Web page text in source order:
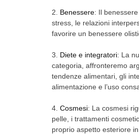
2. Benessere: Il
stress, le relazioni
favorire un benessere
3. Diete e integratori: La
categoria, affronteremo
tendenze alimentari, gli
alimentazione e l’uso
4. Cosmesi: La cosmesi
pelle, i trattamenti
proprio aspetto esteriore